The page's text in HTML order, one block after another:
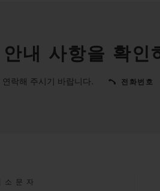
내 사항을 확인
락해 주시기 바랍니다. 전화번호
소문자